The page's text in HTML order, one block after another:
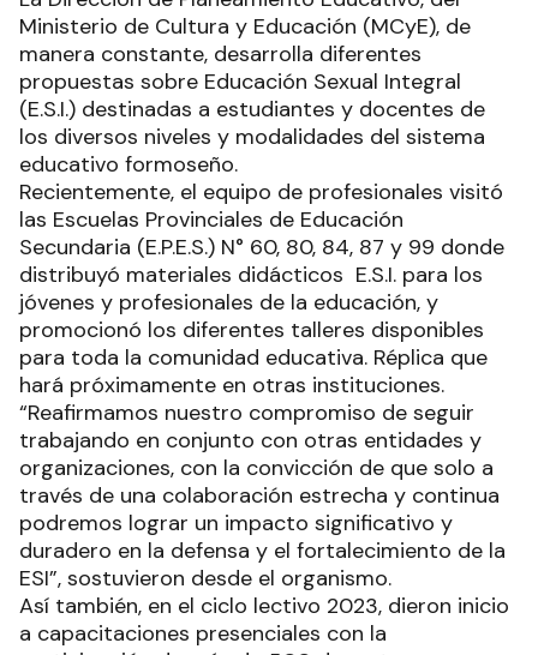
Ministerio de Cultura y Educación (MCyE), de
manera constante, desarrolla diferentes
propuestas sobre Educación Sexual Integral
(E.S.I.) destinadas a estudiantes y docentes de
los diversos niveles y modalidades del sistema
educativo formoseño.
Recientemente, el equipo de profesionales visitó
las Escuelas Provinciales de Educación
Secundaria (E.P.E.S.) N° 60, 80, 84, 87 y 99 donde
distribuyó materiales didácticos E.S.I. para los
jóvenes y profesionales de la educación, y
promocionó los diferentes talleres disponibles
para toda la comunidad educativa. Réplica que
hará próximamente en otras instituciones.
“Reafirmamos nuestro compromiso de seguir
trabajando en conjunto con otras entidades y
organizaciones, con la convicción de que solo a
través de una colaboración estrecha y continua
podremos lograr un impacto significativo y
duradero en la defensa y el fortalecimiento de la
ESI”, sostuvieron desde el organismo.
Así también, en el ciclo lectivo 2023, dieron inicio
a capacitaciones presenciales con la